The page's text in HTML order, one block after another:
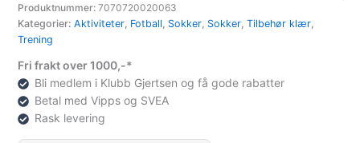
Blå
antall
Produktnummer:7070720020063
Kategorier:Aktiviteter, Fotball, Sokker, Sokker,Tilbehør klær,
Trening
Fri frakt over 1000,-*
Bli medlem i Klubb Gjertsen og få gode rabatter
Betal med Vipps og SVEA
Rask levering